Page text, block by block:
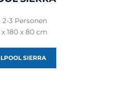
2-3 Personen
x 180 x 80 cm
SIERRA